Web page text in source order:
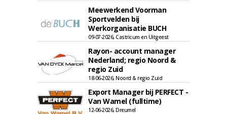
Meewerkend Voorman
Sportvelden bij
Werkorganisatie BUCH
09-07-2026, Castricum en Uitgeest
Rayon- account manager
Nederland; regio Noord &
regio Zuid
18-06-2026, Noord & regio Zuid
Export Manager bij PERFECT -
Van Wamel (fulltime)
12-06-2026, Dreumel